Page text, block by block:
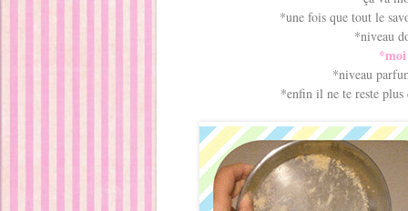
*une fois que tout le
*niveau
*moi
*niveau
*enfin il ne te reste